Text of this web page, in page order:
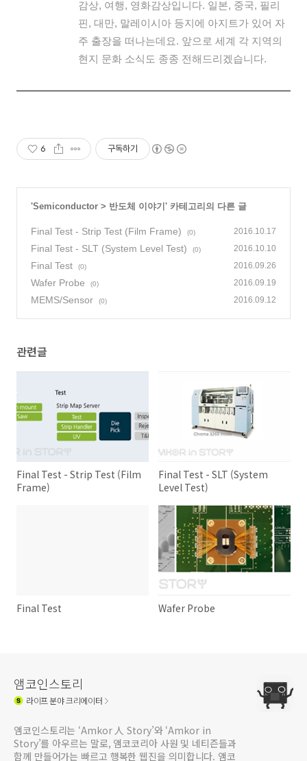
감상, 여행, 영화감상입니다. 일본, 중국, 필리
핀, 대만, 말레이시아 등지에 아지트가 있어 자
주 출장을 떠나는데요. 앞으로 세계 각 지역의
현지 문화 소식도 종종 전해드리겠습니다.
6 구독하기
'Semiconductor > 반도체 이야기 ' 카테고리의 다른 글
Final Test - Strip Test (Film Frame) (0) 2016.10.17
Final Test - SLT (System Level Test) (0) 2016.10.10
Final Test (0) 2016.09.26
Wafer Probe (0) 2016.09.19
MEMS/Sensor (0) 2016.09.12
관련글
Final Test - Strip Test (Film
Frame)
Final Test - SLT (System
Level Test)
Final Test Wafer Probe
앰코인스토리
라이프분야 크리에이터
앰코인스토리는 ‘Amkor 人 Story’와 ‘Amkor in
Story’를 아우르는 말로, 앰코코리아 사원 및 네티즌들과
함께 만들어가는 빠르고 행복한 웹진을 의미합니다. 앰코